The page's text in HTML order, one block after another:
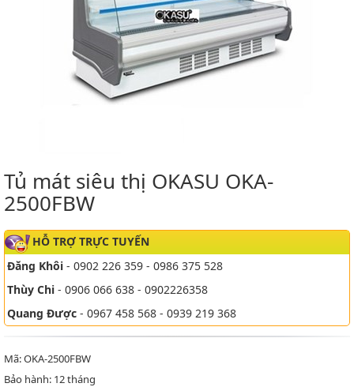
Tủ mát siêu thị OKASU OKA-
2500FBW
HỖ TRỢ TRỰC TUYẾN
Đăng Khôi - 0902 226 359 - 0986 375 528
Thùy Chi - 0906 066 638 - 0902226358
Quang Được - 0967 458 568 - 0939 219 368
Mã: OKA-2500FBW
Bảo hành: 12 tháng